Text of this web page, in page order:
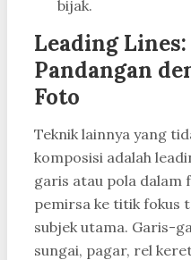
bijak.
Leading
Pandangan
Foto
Teknik lainnya yang
komposisi adalah
garis atau pola dalam
pemirsa ke titik fokus
subjek utama. Garis-
sungai, pagar, rel